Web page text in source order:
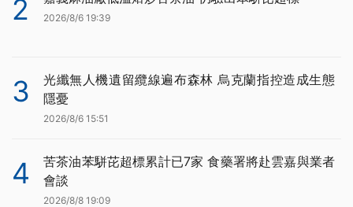
2 2026/8/6 19:39
3
光纖無人機遺留纜線遍布森林 烏克蘭指控造成生態
隱憂
2026/8/6 15:51
4
苦茶油苯駢芘超標累計已7家 食藥署將赴雲嘉與業者
會談
2026/8/8 19:09